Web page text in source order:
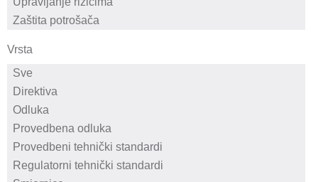
Vrsta